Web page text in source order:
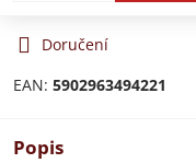
Doručení
EAN: 5902963494221
Popis